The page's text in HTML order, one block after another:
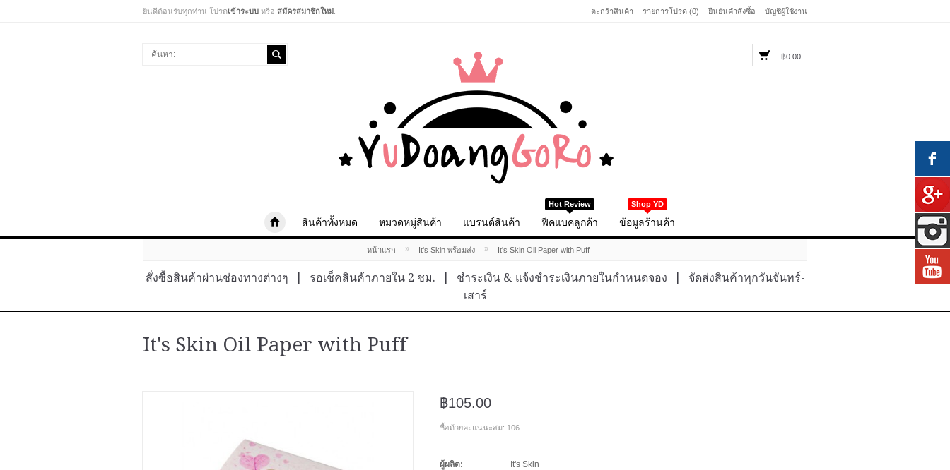
ยินดีต้อนรับทุกท่าน โปรดเข้าระบบ หรือ สมัครสมาชิกใหม่ ตะกร้าสินค้า รายการโปรด (0) ยืนยันคำสั่งซื้อ บัญชีผู้ใช้งาน
฿0.00
สินค้าทั้งหมด หมวดหมู่สินค้า แบรนด์สินค้า
Hot Review
ฟีคแบคลูกค้า
Shop YD
ข้อมูลร้านค้า
หน้าแรก » It's Skin พร้อมส่ง » It's Skin Oil Paper with Puff
สั่งซื้อสินค้าผ่านช่องทางต่างๆ รอเช็คสินค้าภายใน 2 ชม. ชำระเงิน & แจ้งชำระเงินภายในกำหนดจอง
จัดส่งสินค้าทุกวันจันทร์-
เสาร์
It's Skin Oil Paper with Puff
฿105.00
ซื้อด้วยคะแนนะสม: 106
ผู้ผลิต:
It's Skin